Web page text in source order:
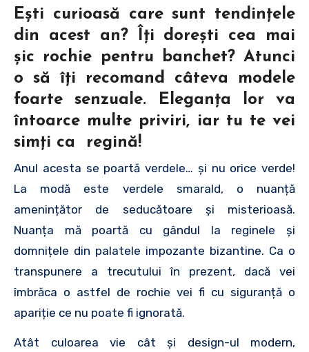
Ești curioasă care sunt tendințele
din acest an? Îţi doreşti cea mai
şic rochie pentru banchet? Atunci
o să îți recomand câteva modele
foarte senzuale. Eleganța lor va
întoarce multe priviri, iar tu te vei
simți ca regină!
Anul acesta se poartă verdele… și nu orice verde!
La modă este verdele smarald, o nuanță
amenințător de seducătoare și misterioasă.
Nuanța mă poartă cu gândul la reginele și
domnițele din palatele impozante bizantine. Ca o
transpunere a trecutului în prezent, dacă vei
îmbrăca o astfel de rochie vei fi cu siguranță o
apariție ce nu poate fi ignorată.
Atât culoarea vie cât și design-ul modern,